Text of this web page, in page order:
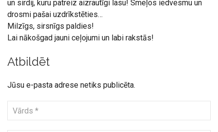
un sirdij, kuru patreiz aizrautīgi lasu! Smeļos iedvesmu un
drosmi pašai uzdrīkstēties…
Milzīgs, sirsnīgs paldies!
Lai nākošgad jauni ceļojumi un labi rakstās!
Atbildēt
Jūsu e-pasta adrese netiks publicēta.